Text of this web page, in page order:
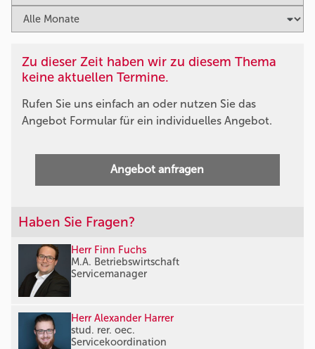
Zu dieser Zeit haben wir zu diesem Thema
keine aktuellen Termine.
Rufen Sie uns einfach an oder nutzen Sie das
Angebot Formular für ein individuelles Angebot.
Angebot anfragen
Haben Sie Fragen?
Herr Finn Fuchs
M.A. Betriebswirtschaft
Servicemanager
Herr Alexander Harrer
stud. rer. oec.
Servicekoordination